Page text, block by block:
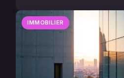
IMMOBILIER